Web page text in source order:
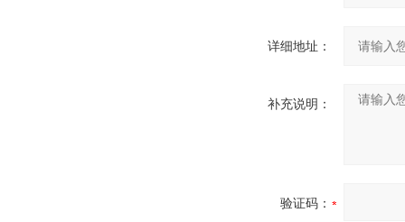
详细地址：
补充说明：
验证码：